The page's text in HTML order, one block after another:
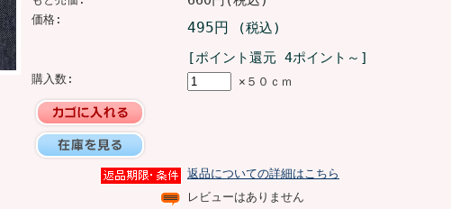
価格: 495円
(税込)
[ポイント還元 4ポイント～]
購入数: ×５０ｃｍ
返品についての詳細はこちら
レビューはありません